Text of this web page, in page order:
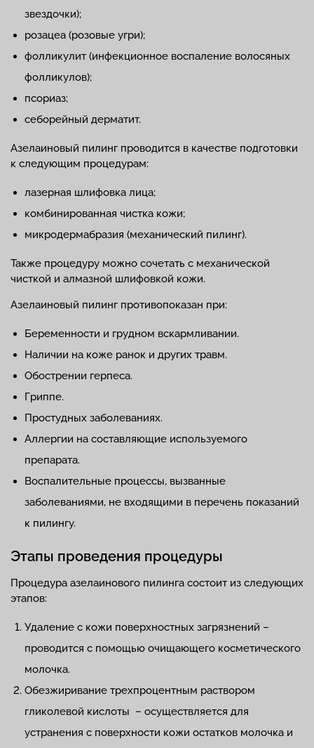
звездочки);
розацеа (розовые угри);
фолликулит (инфекционное воспаление волосяных
фолликулов);
псориаз;
себорейный дерматит.
Азелаиновый пилинг проводится в качестве подготовки
к следующим процедурам:
лазерная шлифовка лица;
комбинированная чистка кожи;
микродермабразия (механический пилинг).
Также процедуру можно сочетать с механической
чисткой и алмазной шлифовкой кожи.
Азелаиновый пилинг противопоказан при:
Беременности и грудном вскармливании.
Наличии на коже ранок и других травм.
Обострении герпеса.
Гриппе.
Простудных заболеваниях.
Аллергии на составляющие используемого
препарата.
Воспалительные процессы, вызванные
заболеваниями, не входящими в перечень показаний
к пилингу.
Этапы проведения процедуры
Процедура азелаинового пилинга состоит из следующих
этапов:
Удаление с кожи поверхностных загрязнений –
проводится с помощью очищающего косметического
молочка.
Обезжиривание трехпроцентным раствором
гликолевой кислоты – осуществляется для
устранения с поверхности кожи остатков молочка и